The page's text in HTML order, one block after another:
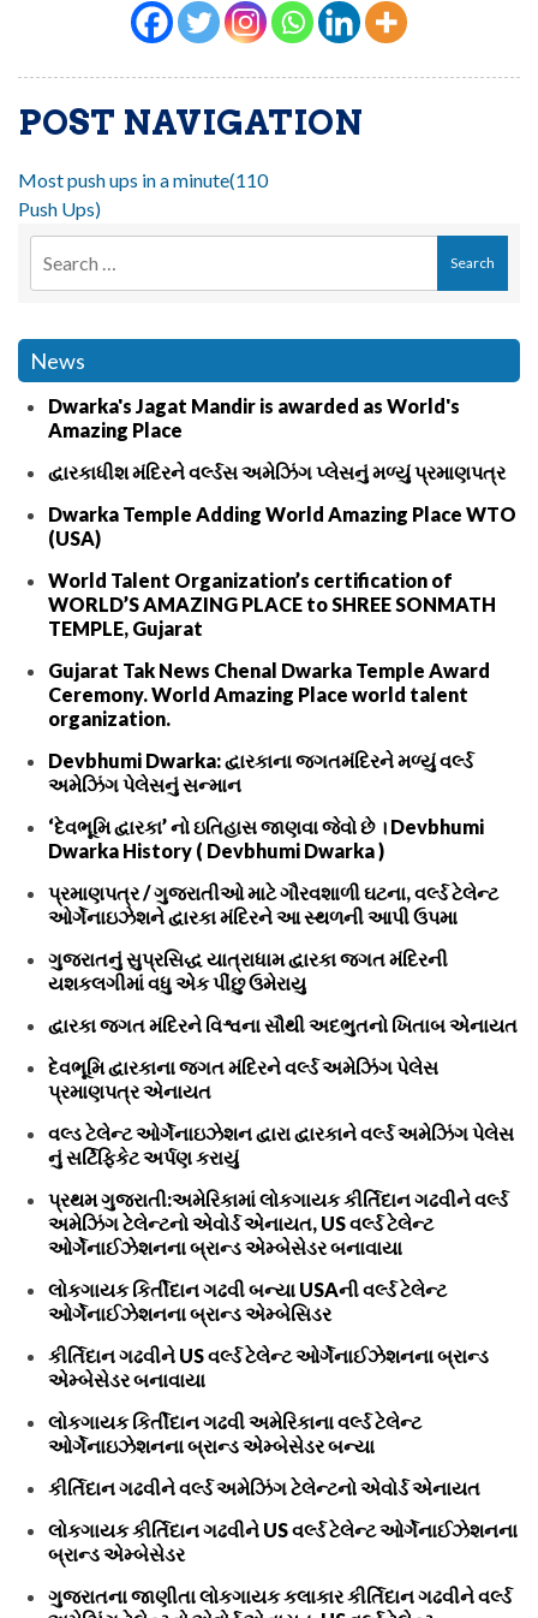
POST NAVIGATION
Most push ups in a minute(110
Push Ups)
News
Dwarka's Jagat Mandir is awarded as World's
Amazing Place
દ્વારકાધીશ મંદિરને વર્લ્ડસ અમેઝિંગ પ્લેસનું મળ્યું પ્રમાણપત્ર
Dwarka Temple Adding World Amazing Place WTO
(USA)
World Talent Organization’s certification of
WORLD’S AMAZING PLACE to SHREE SONMATH
TEMPLE, Gujarat
Gujarat Tak News Chenal Dwarka Temple Award
Ceremony. World Amazing Place world talent
organization.
Devbhumi Dwarka: દ્વારકાના જગતમંદિરને મળ્યું વર્લ્ડ
અમેઝિંગ પેલેસનું સન્માન
‘દેવભૂમિ દ્વારકા’ નો ઇતિહાસ જાણવા જેવો છે । Devbhumi
Dwarka History ( Devbhumi Dwarka )
પ્રમાણપત્ર / ગુજરાતીઓ માટે ગૌરવશાળી ઘટના, વર્લ્ડ ટેલેન્ટ
ઓર્ગેનાઇઝેશને દ્વારકા મંદિરને આ સ્થળની આપી ઉપમા
ગુજરાતનું સુપ્રસિદ્ધ યાત્રાધામ દ્વારકા જગત મંદિરની
યશકલગીમાં વધુ એક પીંછુ ઉમેરાયુ
દ્વારકા જગત મંદિરને વિશ્વના સૌથી અદભુતનો ખિતાબ એનાયત
દેવભૂમિ દ્વારકાના જગત મંદિરને વર્લ્ડ અમેઝિંગ પેલેસ
પ્રમાણપત્ર એનાયત
વલ્ડ ટેલેન્ટ ઓર્ગેનાઇઝેશન દ્વારા દ્વારકાને વર્લ્ડ અમેઝિંગ પેલેસ
નું સર્ટિફિકેટ અર્પણ કરાયું
પ્રથમ ગુજરાતી:અમેરિકામાં લોકગાયક કીર્તિદાન ગઢવીને વર્લ્ડ
અમેઝિંગ ટેલેન્ટનો એવોર્ડ એનાયત, US વર્લ્ડ ટેલેન્ટ
ઓર્ગેનાઈઝેશનના બ્રાન્ડ એમ્બેસેડર બનાવાયા
લોકગાયક કિર્તીદાન ગઢવી બન્યા USAની વર્લ્ડ ટેલેન્ટ
ઓર્ગેનાઈઝેશનના બ્રાન્ડ એમ્બેસિડર
કીર્તિદાન ગઢવીને US વર્લ્ડ ટેલેન્ટ ઓર્ગેનાઈઝેશનના બ્રાન્ડ
એમ્બેસેડર બનાવાયા
લોકગાયક કિર્તીદાન ગઢવી અમેરિકાના વર્લ્ડ ટેલેન્ટ
ઓર્ગેનાઇઝેશનના બ્રાન્ડ એમ્બેસેડર બન્યા
કીર્તિદાન ગઢવીને વર્લ્ડ અમેઝિંગ ટેલેન્ટનો એવોર્ડ એનાયત
લોકગાયક કીર્તિદાન ગઢવીને US વર્લ્ડ ટેલેન્ટ ઓર્ગેનાઈઝેશનના
બ્રાન્ડ એમ્બેસેડર
ગુજરાતના જાણીતા લોકગાયક કલાકાર કીર્તિદાન ગઢવીને વર્લ્ડ